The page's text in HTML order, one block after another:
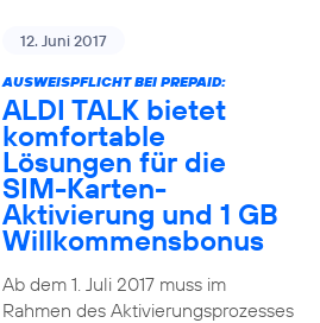
12. Juni 2017
AUSWEISPFLICHT BEI PREPAID:
ALDI TALK bietet
komfortable
Lösungen für die
SIM-Karten-
Aktivierung und 1 GB
Willkommensbonus
Ab dem 1. Juli 2017 muss im
Rahmen des Aktivierungsprozesses